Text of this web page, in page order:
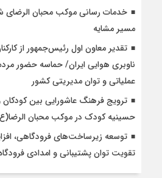
مسیر مشایه
تقدیر معاون اول رئیس‌جمهور از
ناوبری هوایی ایران/ حماسه حضور
عملیاتی و توان مدیریتی کشور
ترویج فرهنگ عاشورایی بین کودکان
حسینیه کودک در موکب محبان
توسعه زیرساخت‌های فرودگاهی،
تقویت توان پشتیبانی و امدادی